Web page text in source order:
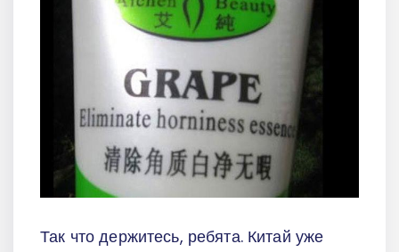
Так что держитесь, ребята. Китай уже